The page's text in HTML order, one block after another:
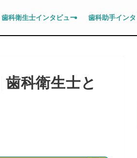
歯科衛生士インタビュー 歯科助手イン
科衛生士と